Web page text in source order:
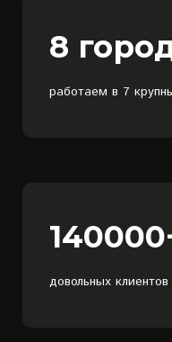
8
работаем в 7
довольных клиентов